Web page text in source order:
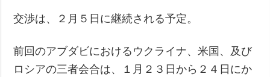
交渉は、２月５日に継続される予定。
前回のアブダビにおけるウクライナ、米国、及び
ロシアの三者会合は、１月２３日から２４日にか